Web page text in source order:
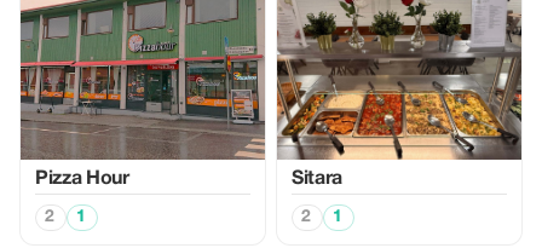
Pizza Hour
2 1
Sitara
2 1